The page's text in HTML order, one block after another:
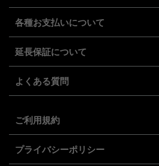
各種お支払いについて
延長保証について
よくある質問
ご利用規約
プライバシーポリシー